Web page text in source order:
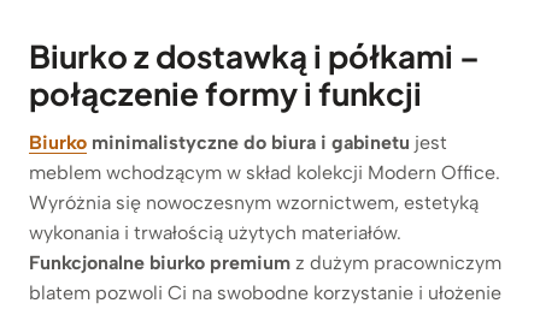
Biurko z dostawką i półkami –
połączenie formy i funkcji
Biurko minimalistyczne do biura i gabinetu jest
meblem wchodzącym w skład kolekcji Modern Office.
Wyróżnia się nowoczesnym wzornictwem, estetyką
wykonania i trwałością użytych materiałów.
Funkcjonalne biurko premium z dużym pracowniczym
blatem pozwoli Ci na swobodne korzystanie i ułożenie